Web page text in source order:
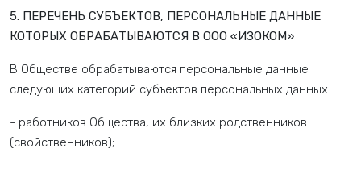
5. ПЕРЕЧЕНЬ СУБЪЕКТОВ, ПЕРСОНАЛЬНЫЕ ДАННЫЕ
КОТОРЫХ ОБРАБАТЫВАЮТСЯ В ООО «ИЗОКОМ»
В Обществе обрабатываются персональные данные
следующих категорий субъектов персональных данных:
- работников Общества, их близких родственников
(свойственников);